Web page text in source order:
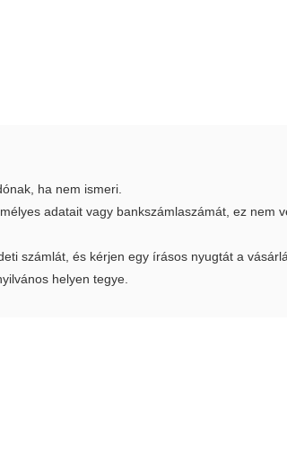
ha nem ismeri.
adatait vagy bankszámlaszámát, ez nem
számlát, és kérjen egy írásos nyugtát a
helyen tegye.